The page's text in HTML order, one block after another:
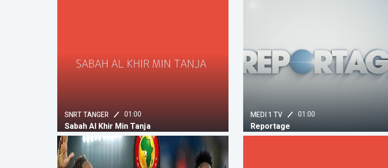
SNRT TANGER 01:00
Sabah Al Khir Min Tanja
MEDI 1 TV 01:00
Reportage